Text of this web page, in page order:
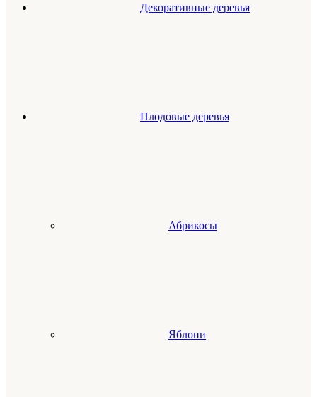
Декоративные деревья
Плодовые деревья
Абрикосы
Яблони